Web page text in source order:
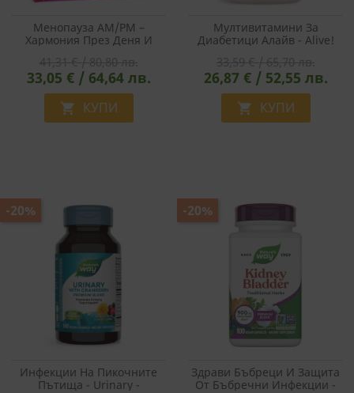
Менопауза AM/PM –
Хармония През Деня И
33,05 € / 64,64 лв.
 КУПИ
Мултивитамини За
Диабетици Алайв - Alive!
26,87 € / 52,55 лв.
 КУПИ
Инфекции На Пикочните
Пътища - Urinary -
-20%
Здрави Бъбреци И Защита
От Бъбречни Инфекции -
-20%